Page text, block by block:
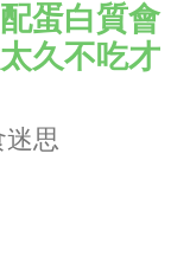
蛋白質會
久不吃才
迷思